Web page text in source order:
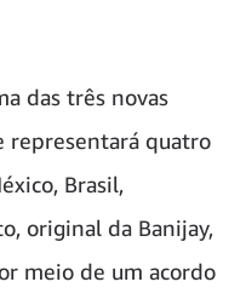
das três novas
representará quatro
Brasil,
original da Banijay,
meio de um acordo